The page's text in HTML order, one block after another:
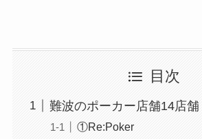
目次
難波のポーカー店舗14店舗
①Re:Poker